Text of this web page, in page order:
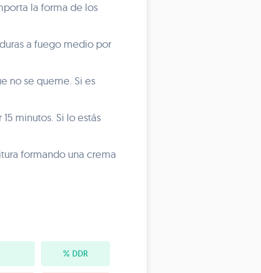
la forma de los
a fuego medio por
no se queme. Si es
minutos. Si lo estás
formando una crema
% DDR